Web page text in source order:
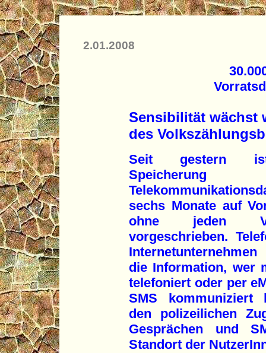
2.01.2008
Sensibilität wächst
des
Seit gestern
sechs Monate auf
ohne jeden
vorgeschrieben.
Internetunternehmen
die Information, wer
telefoniert oder per
SMS kommuniziert
den polizeilichen
Gesprächen und
Standort der